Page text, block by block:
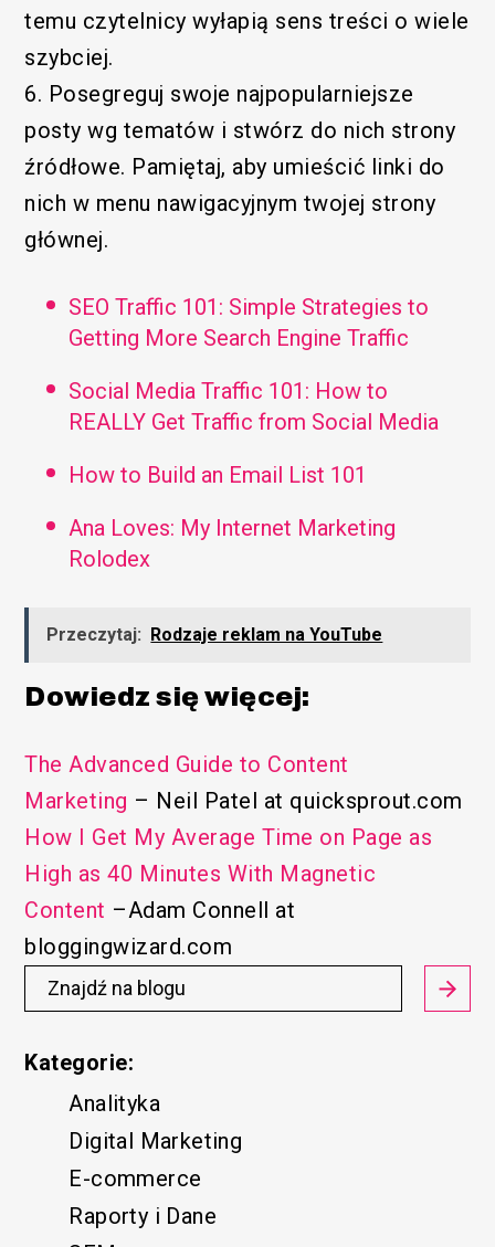
temu czytelnicy wyłapią sens treści o wiele
szybciej.
6. Posegreguj swoje najpopularniejsze
posty wg tematów i stwórz do nich strony
źródłowe. Pamiętaj, aby umieścić linki do
nich w menu nawigacyjnym twojej strony
głównej.
SEO Traffic 101: Simple Strategies to
Getting More Search Engine Traffic
Social Media Traffic 101: How to
REALLY Get Traffic from Social Media
How to Build an Email List 101
Ana Loves: My Internet Marketing
Rolodex
Przeczytaj: Rodzaje reklam na YouTube
Dowiedz się więcej:
The Advanced Guide to Content
Marketing – Neil Patel at quicksprout.com
How I Get My Average Time on Page as
High as 40 Minutes With Magnetic
Content –Adam Connell at
bloggingwizard.com
Kategorie:
Analityka
Digital Marketing
E-commerce
Raporty i Dane